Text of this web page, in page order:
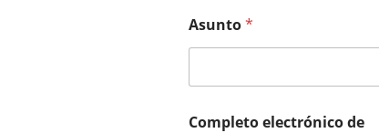
Asunto*
Completo electrónico de